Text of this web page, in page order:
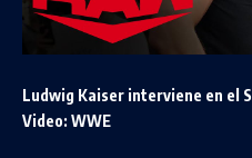
Ludwig Kaiser interviene en el
Video: WWE